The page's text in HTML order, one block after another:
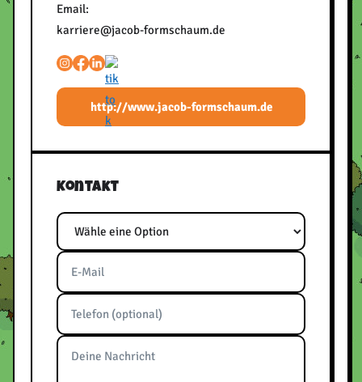
Email:
karriere@jacob-formschaum.de
http://www.jacob-formschaum.de
Kontakt
Bitte frei lassen
Thema
E-Mail
Telefon
Nachricht